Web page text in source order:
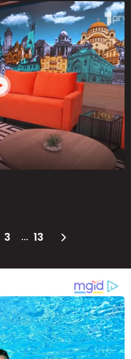
3 ... 13